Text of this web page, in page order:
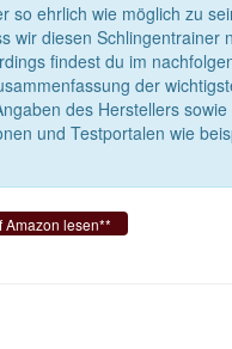
so ehrlich wie möglich zu
wir diesen Schlingentrainer
findest du im
der
des Herstellers
und Testportalen wie
Amazon lesen**